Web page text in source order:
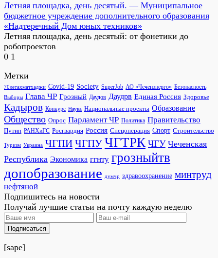
Летняя площадка, день десятый. — Муниципальное
бюджетное учреждение дополнительного образования
«Надтеречный Дом юных техников»
Летняя площадка, день десятый: от фонетики до
робопроектов
0 1
Метки
70летахматхаджи Covid-19 Society SuperJob АО «Чеченэнерго» Безопасность
Выборы Глава ЧР Грозный Даудов Даудрв Единая Россия Здоровье
Кадыров Конкурс Наука Национальные проекты Образование
Общество Опрос Парламент ЧР Политика Правительство
Путин РАНХиГС Росгвардия Россия Спецоперация Спорт Строительство
Туризм Украина ЧГПИ ЧГПУ ЧГТРК ЧГУ Чеченская
Республика Экономика ггнту грозныйтв
допобразование думчр здравоохранение минтруд
нефтяной
Подпишитесь на новости
Получай лучшие статьи на почту каждую неделю
Подписаться
[sape]